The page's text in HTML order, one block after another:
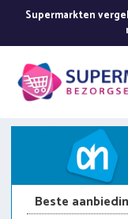
de
inhoud
Supermarkten
Beste